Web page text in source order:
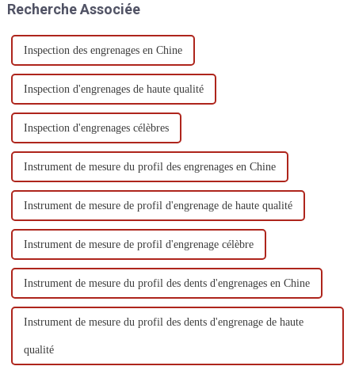
est différent...
Recherche Associée
Inspection des engrenages en Chine
Inspection d'engrenages de haute qualité
Inspection d'engrenages célèbres
Instrument de mesure du profil des engrenages en Chine
Instrument de mesure de profil d'engrenage de haute qualité
Instrument de mesure de profil d'engrenage célèbre
Instrument de mesure du profil des dents d'engrenages en Chine
Instrument de mesure du profil des dents d'engrenage de haute
qualité